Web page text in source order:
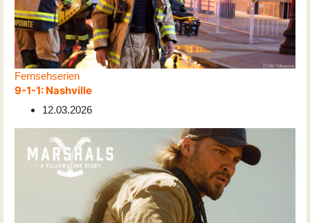
Fernsehserien
9-1-1: Nashville
12.03.2026